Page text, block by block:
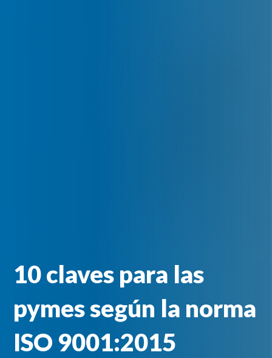
10 claves para las
pymes según la norma
ISO 9001:2015